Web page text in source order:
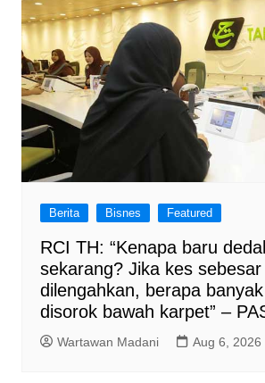
Berita Bisnes Featured
RCI TH: “Kenapa baru
sekarang? Jika kes sebesar
dilengahkan, berapa
disorok bawah karpet” –
Wartawan Madani Aug 6, 2026